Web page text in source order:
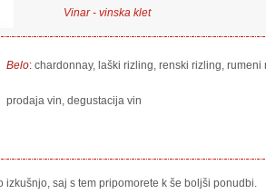
Vinar - vinska klet
Belo: chardonnay, laški rizling, renski rizling, rumeni
prodaja vin, degustacija vin
izkušnjo, saj s tem pripomorete k še boljši ponudbi.